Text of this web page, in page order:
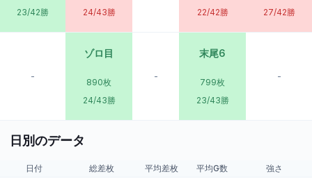
23/42勝
24/43勝
22/42勝
27/42勝
-
ゾロ目
890枚
24/43勝
-
末尾6
799枚
23/43勝
-
日別のデータ
日付 総差枚 平均差枚 平均G数 強さ